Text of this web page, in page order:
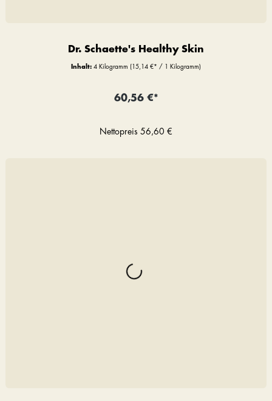
Dr. Schaette's Healthy Skin
Inhalt: 4 Kilogramm (15,14 €* / 1 Kilogramm)
60,56 €*
Nettopreis 56,60 €